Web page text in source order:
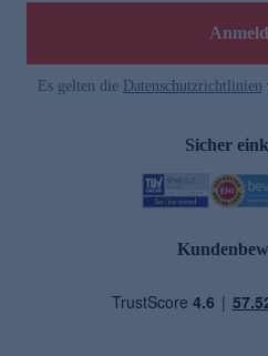
Es gelten die Datenschutzrichtlinien
Sicher